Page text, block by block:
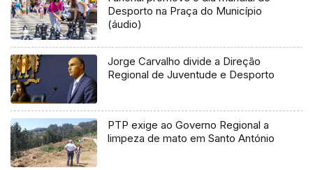
Desporto na Praça do Município
(áudio)
Jorge Carvalho divide a Direção
Regional de Juventude e Desporto
PTP exige ao Governo Regional a
limpeza de mato em Santo António